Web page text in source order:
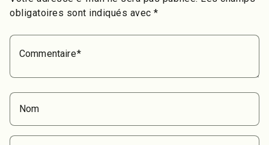
obligatoires sont indiqués avec *
Commentaire
Nom